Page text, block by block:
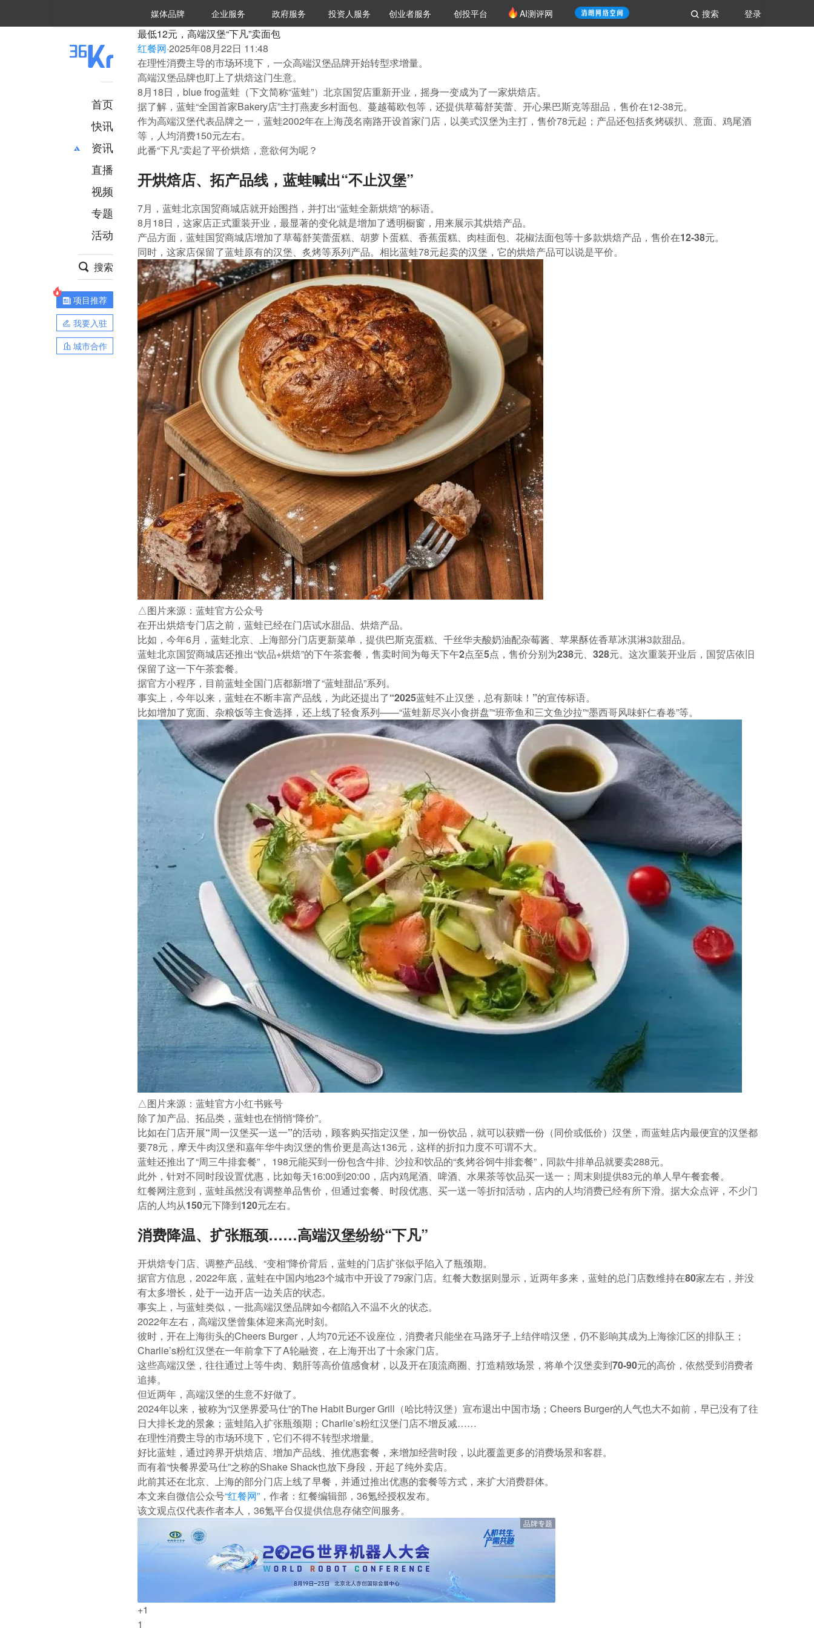
登录
搜索
媒体品牌 36Kr研究院
企业服务 城市之窗
政府服务 VClub投资机构库
投资机构职位推介
投资人服务 创投氪堂
创业者服务 创投平台 AI测评网
首页
快讯
资讯
推荐
财经
项目推荐
安徽
直播
视频
专题
活动
搜索
项目推荐
我要入驻
城市合作
最低12元，高端汉堡“下凡”卖面包
红餐网·2025年08月22日 11:48
在理性消费主导的市场环境下，一众高端汉堡品牌开始转型求增量。
高端汉堡品牌也盯上了烘焙这门生意。
8月18日，blue frog蓝蛙（下文简称“蓝蛙”）北京国贸店重新开业，摇身一变成为了一家烘焙店。
据了解，蓝蛙“全国首家Bakery店”主打燕麦乡村面包、蔓越莓欧包等，还提供草莓舒芙蕾、开心果巴斯克等甜品，售价在12-38元。
作为高端汉堡代表品牌之一，蓝蛙2002年在上海茂名南路开设首家门店，以美式汉堡为主打，售价78元起；产品还包括炙烤碳扒、意面、鸡尾酒
等，人均消费150元左右。
此番“下凡”卖起了平价烘焙，意欲何为呢？
开烘焙店、拓产品线，蓝蛙喊出“不止汉堡”
7月，蓝蛙北京国贸商城店就开始围挡，并打出“蓝蛙全新烘焙”的标语。
8月18日，这家店正式重装开业，最显著的变化就是增加了透明橱窗，用来展示其烘焙产品。
产品方面，蓝蛙国贸商城店增加了草莓舒芙蕾蛋糕、胡萝卜蛋糕、香蕉蛋糕、肉桂面包、花椒法面包等十多款烘焙产品，售价在12-38元。
同时，这家店保留了蓝蛙原有的汉堡、炙烤等系列产品。相比蓝蛙78元起卖的汉堡，它的烘焙产品可以说是平价。
△图片来源：蓝蛙官方公众号
在开出烘焙专门店之前，蓝蛙已经在门店试水甜品、烘焙产品。
比如，今年6月，蓝蛙北京、上海部分门店更新菜单，提供巴斯克蛋糕、千丝华夫酸奶油配杂莓酱、苹果酥佐香草冰淇淋3款甜品。
蓝蛙北京国贸商城店还推出“饮品+烘焙”的下午茶套餐， 售卖时间为每天下午2点至5点，售价分别为238元、328元。这次重装开业后，国贸店依旧
保留了这一下午茶套餐。
据官方小程序，目前蓝蛙全国门店都新增了“蓝蛙甜品”系列。
事实上，今年以来，蓝蛙在不断丰富产品线，为此还提出了“2025蓝蛙不止汉堡，总有新味！”的宣传标语。
比如增加了宽面、杂粮饭等主食选择，还上线了轻食系列——“蓝蛙新尽兴小食拼盘”“班帝鱼和三文鱼沙拉”“墨西哥风味虾仁春卷”等。
△图片来源：蓝蛙官方小红书账号
除了加产品、拓品类，蓝蛙也在悄悄“降价”。
比如在门店开展“周一汉堡买一送一”的活动 ，顾客购买指定汉堡，加一份饮品，就可以获赠一份（同价或低价）汉堡，而蓝蛙店内最便宜的汉堡都
要78元，摩天牛肉汉堡和嘉年华牛肉汉堡的售价更是高达136元，这样的折扣力度不可谓不大。
蓝蛙还推出了“周三牛排套餐”， 198元能买到一份包含牛排、沙拉和饮品的“炙烤谷饲牛排套餐”，同款牛排单品就要卖288元。
此外， 针对不同时段设置优惠 ，比如每天16:00到20:00，店内鸡尾酒、啤酒、水果茶等饮品买一送一；周末则提供83元的单人早午餐套餐。
红餐网注意到，蓝蛙虽然没有调整单品售价，但通过套餐、时段优惠、买一送一等折扣活动，店内的人均消费已经有所下滑。据大众点评， 不少门
店的人均从150元下降到120元左右。
消费降温、扩张瓶颈……高端汉堡纷纷“下凡”
开烘焙专门店、调整产品线、“变相”降价背后，蓝蛙的门店扩张似乎陷入了瓶颈期。
据官方信息，2022年底，蓝蛙在中国内地23个城市中开设了79家门店。红餐大数据则显示， 近两年多来，蓝蛙的总门店数维持在80家左右 ，并没
有太多增长，处于一边开店一边关店的状态。
事实上，与蓝蛙类似，一批高端汉堡品牌如今都陷入不温不火的状态。
2022年左右，高端汉堡曾集体迎来高光时刻。
彼时，开在上海街头的Cheers Burger，人均70元还不设座位，消费者只能坐在马路牙子上结伴啃汉堡，仍不影响其成为上海徐汇区的排队王；
Charlie’s粉红汉堡在一年前拿下了A轮融资，在上海开出了十余家门店。
这些高端汉堡，往往通过上等牛肉、鹅肝等高价值感食材，以及开在顶流商圈、打造精致场景， 将单个汉堡卖到70-90元的高价，依然受到消费者
追捧。
但近两年， 高端汉堡的生意不好做了。
2024年以来，被称为“汉堡界爱马仕”的The Habit Burger Grill（哈比特汉堡）宣布退出中国市场；Cheers Burger的人气也大不如前，早已没有了往
日大排长龙的景象；蓝蛙陷入扩张瓶颈期；Charlie’s粉红汉堡门店不增反减……
在理性消费主导的市场环境下，它们不得不转型求增量。
好比蓝蛙，通过跨界开烘焙店、增加产品线、推优惠套餐，来增加经营时段，以此覆盖更多的消费场景和客群。
而有着“快餐界爱马仕”之称的Shake Shack也放下身段， 开起了纯外卖店。
此前其还在北京、上海的部分门店上线了早餐，并通过推出优惠的套餐等方式，来扩大消费群体。
本文来自微信公众号“红餐网” ，作者：红餐编辑部，36氪经授权发布。
该文观点仅代表作者本人，36氪平台仅提供信息存储空间服务。
品牌专题
+1
1